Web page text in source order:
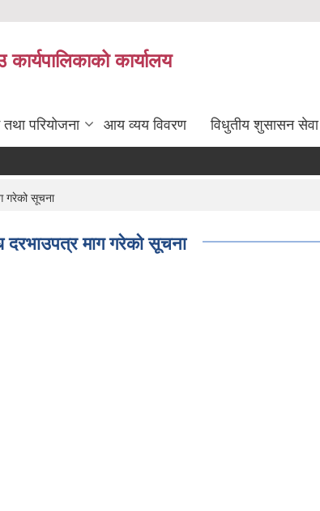
कार्यालय
परियोजना आय व्यय विवरण विधुतीय शुसासन सेवा
गरेको सूचना
दरभाउपत्र माग गरेको सूचना